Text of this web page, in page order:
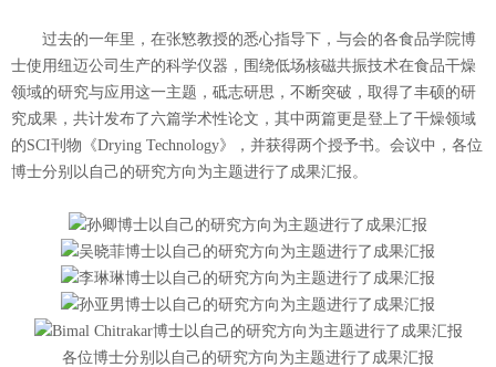
过去的一年里，在张慜教授的悉心指导下，与会的各食品学院博
士使用纽迈公司生产的科学仪器，围绕低场核磁共振技术在食品干燥
领域的研究与应用这一主题，砥志研思，不断突破，取得了丰硕的研
究成果，共计发布了六篇学术性论文，其中两篇更是登上了干燥领域
的SCI刊物《Drying Technology》，并获得两个授予书。会议中，各位
博士分别以自己的研究方向为主题进行了成果汇报。
各位博士分别以自己的研究方向为主题进行了成果汇报